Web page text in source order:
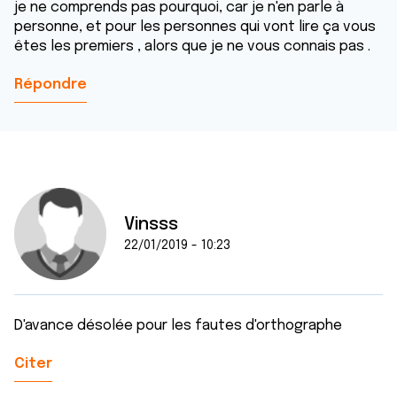
je ne comprends pas pourquoi, car je n'en parle à
personne, et pour les personnes qui vont lire ça vous
êtes les premiers , alors que je ne vous connais pas .
Répondre
Vinsss
22/01/2019 - 10:23
D'avance désolée pour les fautes d'orthographe
Citer